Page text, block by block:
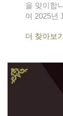
을 맞이합
여 2025년
더 찾아보